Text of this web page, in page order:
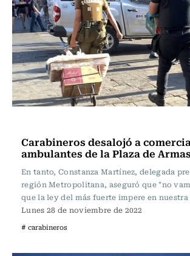
Carabineros desalojó a
ambulantes de la Plaza de Armas
En tanto, Constanza Martínez, delegada
región Metropolitana, aseguró que "no
que la ley del más fuerte impere en
Lunes 28 de noviembre de 2022
# carabineros